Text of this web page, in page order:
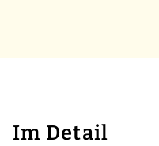
Im Detail